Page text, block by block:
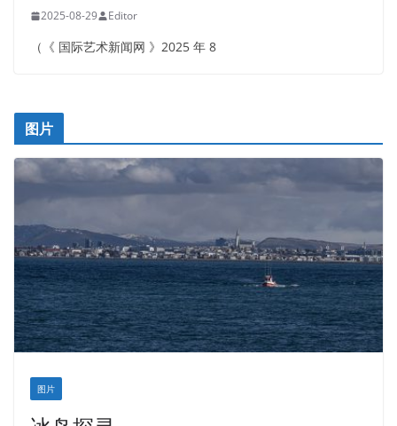
2025-08-29 Editor
（《 国际艺术新闻网 》2025 年 8
图片
图片